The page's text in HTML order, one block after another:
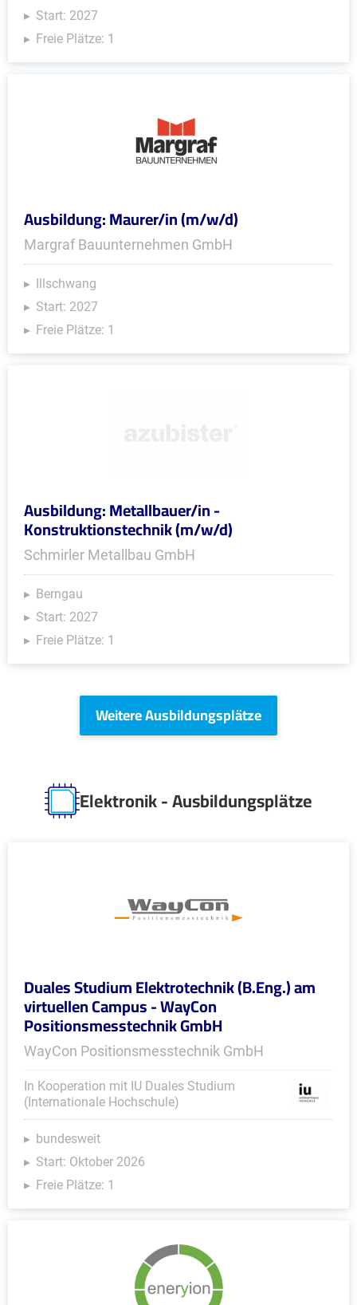
Start: 2027
Freie Plätze: 1
Ausbildung: Maurer/in (m/w/d)
Margraf Bauunternehmen GmbH
Illschwang
Start: 2027
Freie Plätze: 1
Ausbildung: Metallbauer/in -
Konstruktionstechnik (m/w/d)
Schmirler Metallbau GmbH
Berngau
Start: 2027
Freie Plätze: 1
Weitere Ausbildungsplätze
Elektronik - Ausbildungsplätze
Duales Studium Elektrotechnik (B.Eng.) am
virtuellen Campus - WayCon
Positionsmesstechnik GmbH
WayCon Positionsmesstechnik GmbH
In Kooperation mit IU Duales Studium
(Internationale Hochschule)
bundesweit
Start: Oktober 2026
Freie Plätze: 1